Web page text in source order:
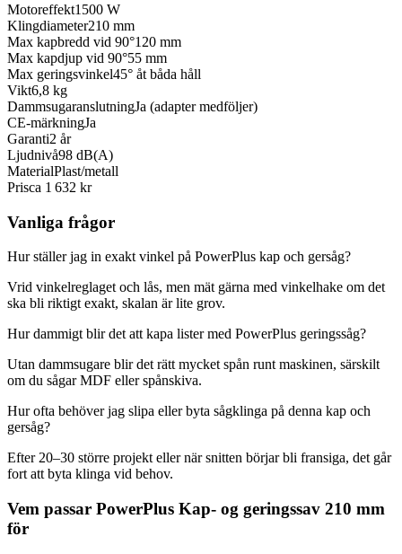
Motoreffekt1500 W
Klingdiameter210 mm
Max kapbredd vid 90°120 mm
Max kapdjup vid 90°55 mm
Max geringsvinkel45° åt båda håll
Vikt6,8 kg
DammsugaranslutningJa (adapter medföljer)
CE-märkningJa
Garanti2 år
Ljudnivå98 dB(A)
MaterialPlast/metall
Prisca 1 632 kr
Vanliga frågor
Hur ställer jag in exakt vinkel på PowerPlus kap och gersåg?
Vrid vinkelreglaget och lås, men mät gärna med vinkelhake om det
ska bli riktigt exakt, skalan är lite grov.
Hur dammigt blir det att kapa lister med PowerPlus geringssåg?
Utan dammsugare blir det rätt mycket spån runt maskinen, särskilt
om du sågar MDF eller spånskiva.
Hur ofta behöver jag slipa eller byta sågklinga på denna kap och
gersåg?
Efter 20–30 större projekt eller när snitten börjar bli fransiga, det går
fort att byta klinga vid behov.
Vem passar PowerPlus Kap- og geringssav 210 mm
för